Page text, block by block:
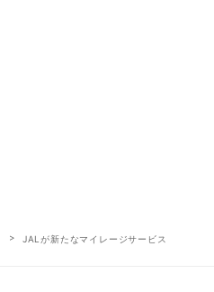
JALが新たなマイレージサービス